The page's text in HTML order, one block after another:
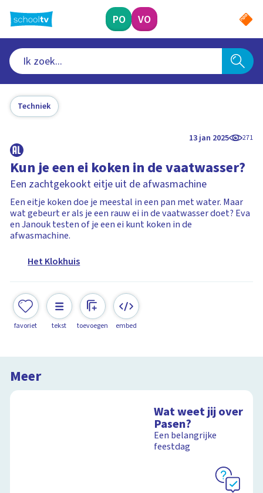
naar
hoofdinhoud
PO VO
Techniek
13 jan 2025 271
Kun je een ei koken in de vaatwasser?
Een zachtgekookt eitje uit de afwasmachine
Een eitje koken doe je meestal in een pan met water. Maar
wat gebeurt er als je een rauw ei in de vaatwasser doet? Eva
en Janouk testen of je een ei kunt koken in de
afwasmachine.
Het Klokhuis
favoriet tekst toevoegen embed
Meer
Wat weet jij over
Pasen?
Een belangrijke
feestdag